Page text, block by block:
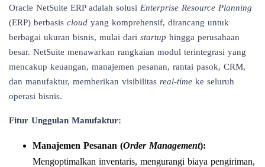
Oracle NetSuite ERP adalah solusi Enterprise Resource Planning
(ERP) berbasis cloud yang komprehensif, dirancang untuk
berbagai ukuran bisnis, mulai dari startup hingga perusahaan
besar. NetSuite menawarkan rangkaian modul terintegrasi yang
mencakup keuangan, manajemen pesanan, rantai pasok, CRM,
dan manufaktur, memberikan visibilitas real-time ke seluruh
operasi bisnis.
Fitur Unggulan Manufaktur:
Manajemen Pesanan (Order Management):
Mengoptimalkan inventaris, mengurangi biaya pengiriman,